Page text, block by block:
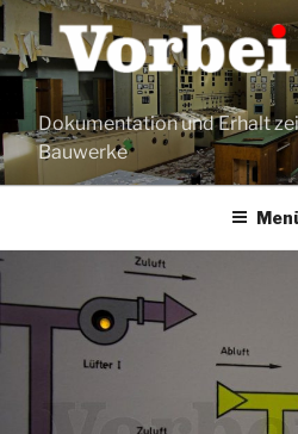
Zum
Inhalt
springen
Dokumentation und Erhalt
Bauwerke